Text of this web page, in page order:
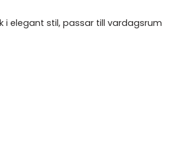
i elegant stil, passar till vardagsrum